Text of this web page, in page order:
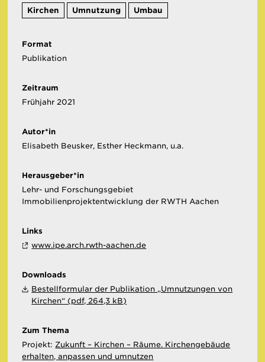
Kirchen Umnutzung Umbau
Format
Publikation
Zeitraum
Frühjahr 2021
Autor*in
Elisabeth Beusker, Esther Heckmann, u.a.
Herausgeber*in
Lehr- und Forschungsgebiet
Immobilienprojektentwicklung der RWTH Aachen
Links
www.ipe.arch.rwth-aachen.de
Downloads
Bestellformular der Publikation „Umnutzungen von
Kirchen“ (pdf, 264,3 kB)
Zum Thema
Projekt: Zukunft – Kirchen – Räume. Kirchengebäude
erhalten, anpassen und umnutzen